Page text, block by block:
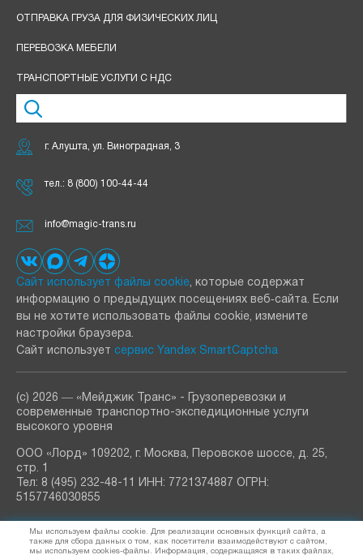
ОТПРАВКА ГРУЗА ДЛЯ ФИЗИЧЕСКИХ ЛИЦ
ПЕРЕВОЗКА МЕБЕЛИ
ТРАНСПОРТНЫЕ УСЛУГИ С НДС
г. Алушта, ул. Виноградная, 3
тел.: 8 (800) 100-44-44
info@magic-trans.ru
Сайт использует файлы cookie, которые содержат
информацию о предыдущих посещениях веб‑сайта. Если
вы не хотите использовать файлы cookie, измените
настройки браузера.
Сайт использует сервис Yandex SmartCaptcha
(с) 2026 ― «Мейджик Транс» - Грузоперевозки и
современные транспортно-экспедиционные услуги
высокого уровня
ООО «Лорд» 109202, г. Москва, Перовское шоссе, д. 25,
стр. 1
Тел: 8 (495) 232-48-11 ИНН: 7721374887 ОГРН:
5157746030855
РАССЫЛКА узнавайте о новостях и акциях
Мы используем файлы cookie. Для реализации основных функций сайта, а
также для сбора данных о том, как посетители взаимодействуют с сайтом,
мы используем cookies-файлы. Информация, содержащаяся в таких файлах,